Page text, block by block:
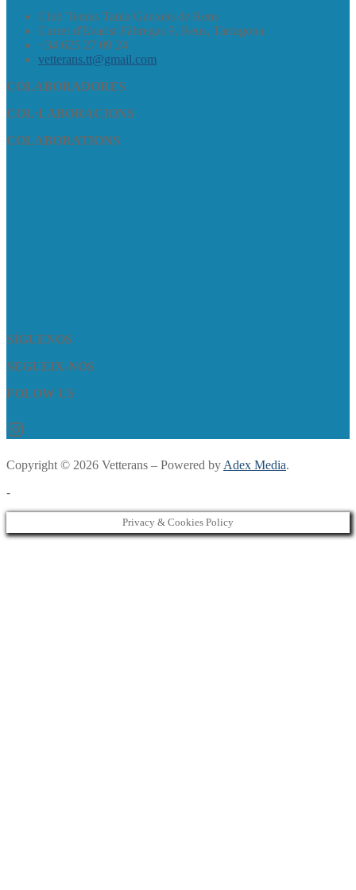
Club Tennis Taula Ganxets de Reus
Carrer d'Evarist Fàbregas 9, Reus, Tarragona
+34 625 27 09 24
vetterans.tt@gmail.com
COLABORADORES
COL·LABORACIONS
COLABORATIONS
SÍGUENOS
SEGUEIX-NOS
FOLOW US
Instagram
Copyright © 2026 Vetterans – Powered by Adex Media.
-
Privacy & Cookies Policy